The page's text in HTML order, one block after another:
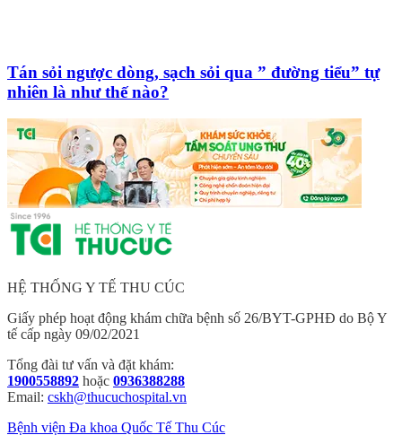
Tán sỏi ngược dòng, sạch sỏi qua ” đường tiểu” tự
nhiên là như thế nào?
HỆ THỐNG Y TẾ THU CÚC
Giấy phép hoạt động khám chữa bệnh số 26/BYT-GPHĐ do Bộ Y
tế cấp ngày 09/02/2021
Tổng đài tư vấn và đặt khám:
1900558892 hoặc 0936388288
Email: cskh@thucuchospital.vn
Bệnh viện Đa khoa Quốc Tế Thu Cúc